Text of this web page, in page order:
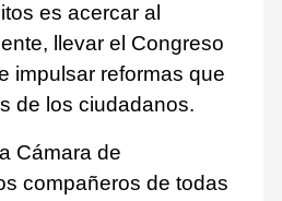
es acercar al
llevar el Congreso
impulsar reformas que
de los ciudadanos.
Cámara de
compañeros de todas